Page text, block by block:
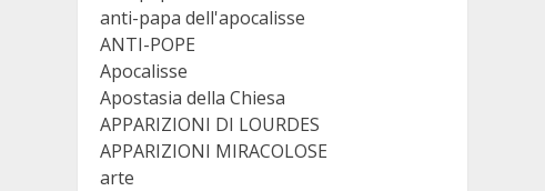
anti-papa dell'apocalisse
ANTI-POPE
Apocalisse
Apostasia della Chiesa
APPARIZIONI DI LOURDES
APPARIZIONI MIRACOLOSE
arte